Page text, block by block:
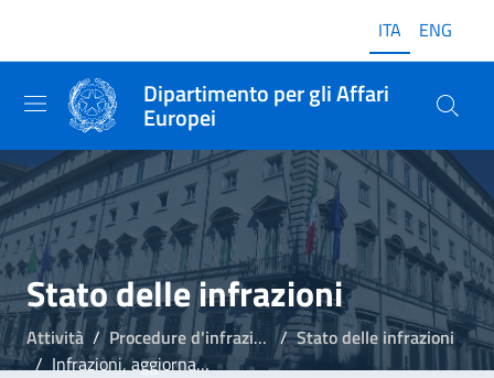
ITA ENG
Dipartimento per gli Affari
Europei
Stato delle infrazioni
Attività Procedure d'infrazione
Stato delle infrazioni
Infrazioni, aggiornamento del 15 febbraio 2023